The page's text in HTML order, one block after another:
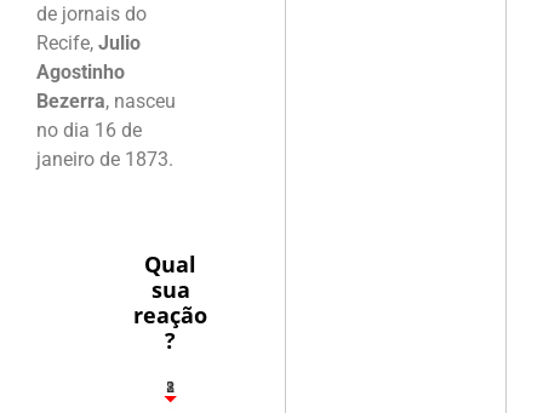
de jornais do
Recife, Julio
Agostinho
Bezerra, nasceu
no dia 16 de
janeiro de 1873.
Qual
sua
reação
?
1
2
8